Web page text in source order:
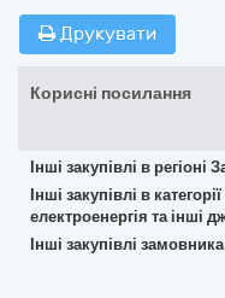
Друкувати
Корисні посилання
Інші закупівлі в
Інші закупівлі в
електроенергія та інші
Інші закупівлі